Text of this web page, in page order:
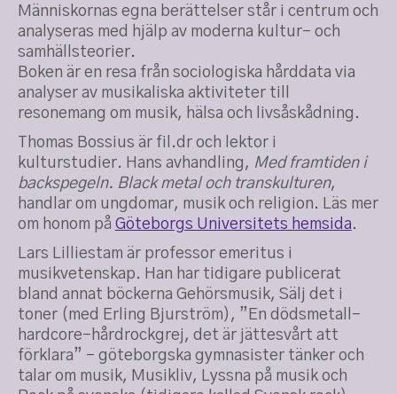
Människornas egna berättelser står i centrum och
analyseras med hjälp av moderna kultur- och
samhällsteorier.
Boken är en resa från sociologiska hårddata via
analyser av musikaliska aktiviteter till
resonemang om musik, hälsa och livsåskådning.
Thomas Bossius är fil.dr och lektor i
kulturstudier. Hans avhandling, Med framtiden i
backspegeln. Black metal och transkulturen,
handlar om ungdomar, musik och religion. Läs mer
om honom på Göteborgs Universitets hemsida.
Lars Lilliestam är professor emeritus i
musikvetenskap. Han har tidigare publicerat
bland annat böckerna Gehörsmusik, Sälj det i
toner (med Erling Bjurström), ”En dödsmetall-
hardcore-hårdrockgrej, det är jättesvårt att
förklara” – göteborgska gymnasister tänker och
talar om musik, Musikliv, Lyssna på musik och